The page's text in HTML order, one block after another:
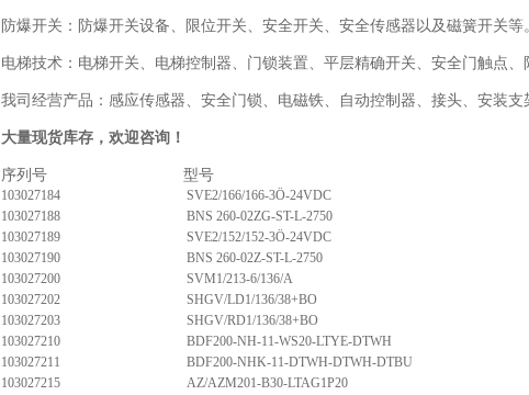
防爆开关：防爆开关设备、限位开关、安全开关、安全传感器以及磁簧开关等
电梯技术：电梯开关、电梯控制器、门锁装置、平层精确开关、安全门触点
我司经营产品：感应传感器、安全门锁、电磁铁、自动控制器、接头、安装支
大量现货库存，欢迎咨询！
序列号 型
103027184
SVE2/166/166-3Ö-24VDC
103027188
BNS 260-02ZG-ST-L-2750
103027189
SVE2/152/152-3Ö-24VDC
103027190
BNS 260-02Z-ST-L-2750
103027200
SVM1/213-6/136/A
103027202
SHGV/LD1/136/38+BO
103027203
SHGV/RD1/136/38+BO
103027210
BDF200-NH-11-WS20-LTYE-DTWH
103027211
BDF200-NHK-11-DTWH-DTWH-DTBU
103027215
AZ/AZM201-B30-LTAG1P20